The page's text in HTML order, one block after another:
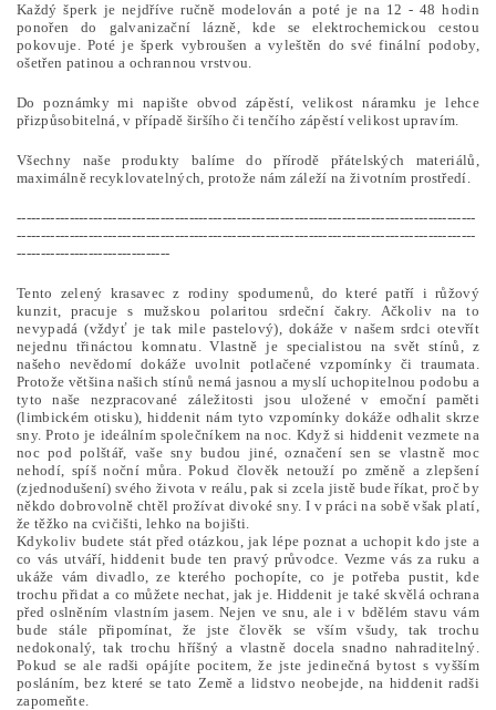
Každý šperk je nejdříve ručně modelován a poté je na 12 - 48 hodin
ponořen do galvanizační lázně, kde se elektrochemickou cestou
pokovuje. Poté je šperk vybroušen a vyleštěn do své finální podoby,
ošetřen patinou a ochrannou vrstvou.
Do poznámky mi napište obvod zápěstí, velikost náramku je lehce
přizpůsobitelná, v případě širšího či tenčího zápěstí velikost upravím.
Všechny naše produkty balíme do přírodě přátelských materiálů,
maximálně recyklovatelných, protože nám záleží na životním prostředí.
------------------------------------------------------------------------------------------------
------------------------------------------------------------------------------------------------
--------------------------------
Tento zelený krasavec z rodiny spodumenů, do které patří i růžový
kunzit, pracuje s mužskou polaritou srdeční čakry. Ačkoliv na to
nevypadá (vždyť je tak mile pastelový), dokáže v našem srdci otevřít
nejednu třináctou komnatu. Vlastně je specialistou na svět stínů, z
našeho nevědomí dokáže uvolnit potlačené vzpomínky či traumata.
Protože většina našich stínů nemá jasnou a myslí uchopitelnou podobu a
tyto naše nezpracované záležitosti jsou uložené v emoční paměti
(limbickém otisku), hiddenit nám tyto vzpomínky dokáže odhalit skrze
sny. Proto je ideálním společníkem na noc. Když si hiddenit vezmete na
noc pod polštář, vaše sny budou jiné, označení sen se vlastně moc
nehodí, spíš noční můra. Pokud člověk netouží po změně a zlepšení
(zjednodušení) svého života v reálu, pak si zcela jistě bude říkat, proč by
někdo dobrovolně chtěl prožívat divoké sny. I v práci na sobě však platí,
že těžko na cvičišti, lehko na bojišti.
Kdykoliv budete stát před otázkou, jak lépe poznat a uchopit kdo jste a
co vás utváří, hiddenit bude ten pravý průvodce. Vezme vás za ruku a
ukáže vám divadlo, ze kterého pochopíte, co je potřeba pustit, kde
trochu přidat a co můžete nechat, jak je. Hiddenit je také skvělá ochrana
před oslněním vlastním jasem. Nejen ve snu, ale i v bdělém stavu vám
bude stále připomínat, že jste člověk se vším všudy, tak trochu
nedokonalý, tak trochu hříšný a vlastně docela snadno nahraditelný.
Pokud se ale radši opájíte pocitem, že jste jedinečná bytost s vyšším
posláním, bez které se tato Země a lidstvo neobejde, na hiddenit radši
zapomeňte.